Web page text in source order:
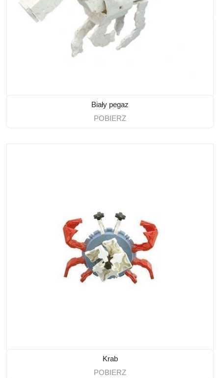
Biały pegaz
POBIERZ
Krab
POBIERZ